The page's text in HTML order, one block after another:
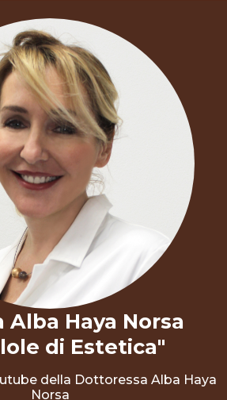
Alba Haya Norsa
di Estetica"
della Dottoressa Alba Haya
Norsa